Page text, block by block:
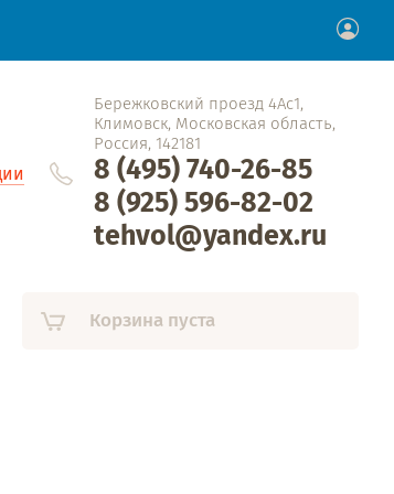
Бережковский проезд 4Ас1,
Климовск, Московская область,
Россия, 142181
8 (495) 740-26-85
8 (925) 596-82-02
tehvol@yandex.ru
Корзина пуста